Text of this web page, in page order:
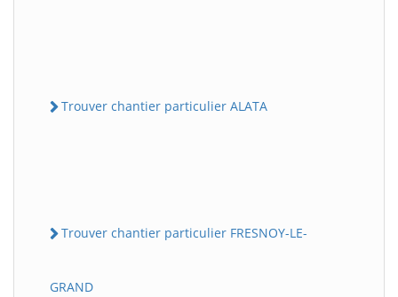
Trouver chantier particulier ALATA
Trouver chantier particulier FRESNOY-LE-
GRAND